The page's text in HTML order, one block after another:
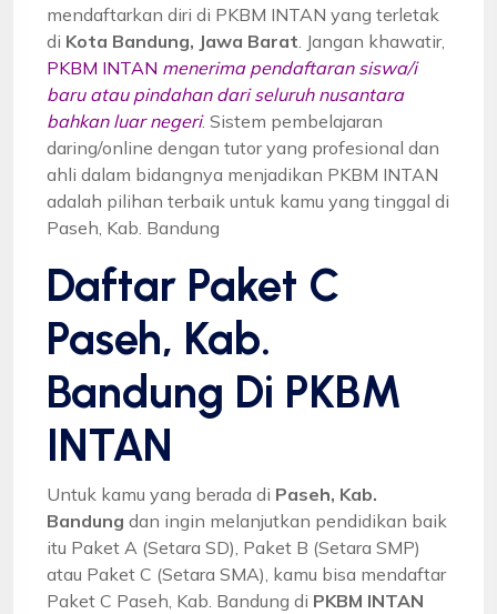
mendaftarkan diri di PKBM INTAN yang terletak
di Kota Bandung, Jawa Barat . Jangan khawatir,
PKBM INTAN menerima pendaftaran siswa/i
baru atau pindahan dari seluruh nusantara
bahkan luar negeri. Sistem pembelajaran
daring/online dengan tutor yang profesional dan
ahli dalam bidangnya menjadikan PKBM INTAN
adalah pilihan terbaik untuk kamu yang tinggal di
Paseh, Kab. Bandung
Daftar Paket C
Paseh, Kab.
Bandung Di PKBM
INTAN
Untuk kamu yang berada di Paseh, Kab.
Bandung dan ingin melanjutkan pendidikan baik
itu Paket A (Setara SD), Paket B (Setara SMP)
atau Paket C (Setara SMA), kamu bisa mendaftar
Paket C Paseh, Kab. Bandung di PKBM INTAN